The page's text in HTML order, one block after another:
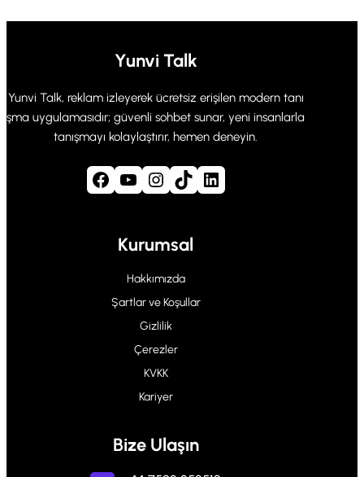
Yunvi Talk
Yunvi Talk, reklam izleyerek ücretsiz erişilen modern tanı
şma uygulamasıdır; güvenli sohbet sunar, yeni insanlarla
tanışmayı kolaylaştırır, hemen deneyin.
Kurumsal
Hakkımızda
Şartlar ve Koşullar
Gizlilik
Çerezler
KVKK
Kariyer
Bize Ulaşın